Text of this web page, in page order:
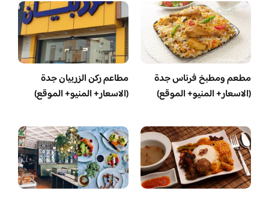
مطعم ومطبخ فرناس جدة
(الاسعار+ المنيو+ الموقع)
مطاعم ركن الزربيان جدة
(الاسعار+ المنيو+ الموقع)